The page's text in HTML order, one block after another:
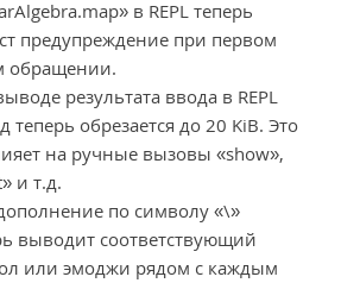
в REPL теперь
предупреждение при первом
обращении.
результата ввода в REPL
теперь обрезается до 20 KiB. Это
на ручные вызовы «show»,
и т.д.
по символу «\»
выводит соответствующий
или эмоджи рядом с каждым